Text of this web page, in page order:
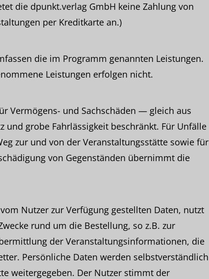
die dpunkt.verlag GmbH keine Zahlung von
per Kreditkarte an.)
die im Programm genannten Leistungen.
Leistungen erfolgen nicht.
Vermögens- und Sachschäden — gleich aus
grobe Fahrlässigkeit beschränkt. Für Unfälle
zur und von der Veranstaltungsstätte sowie für
von Gegenständen übernimmt die
Nutzer zur Verfügung gestellten Daten, nutzt
rund um die Bestellung, so z.B. zur
der Veranstaltungsinformationen, die
Persönliche Daten werden selbstverständlich
weitergegeben. Der Nutzer stimmt der